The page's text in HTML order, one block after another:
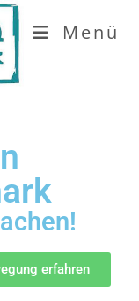
Menü
erfahren